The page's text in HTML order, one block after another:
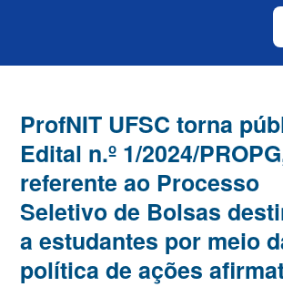
ProfNIT UFSC torna
Edital n.º 1/2024/
referente ao Processo
Seletivo de Bolsas
a estudantes por meio
política de ações